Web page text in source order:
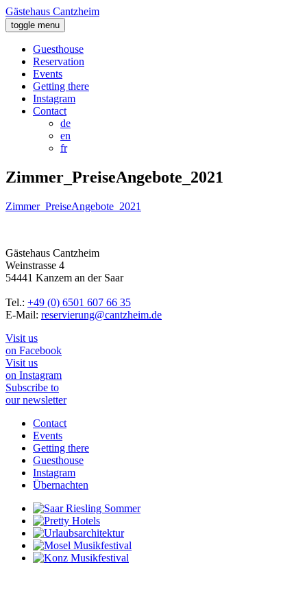
Gästehaus Cantzheim
toggle menu
Guesthouse
Reservation
Events
Getting there
Instagram
Contact
de
en
fr
Zimmer_PreiseAngebote_2021
Zimmer_PreiseAngebote_2021
Gästehaus Cantzheim
Weinstrasse 4
54441 Kanzem an der Saar
Tel.: +49 (0) 6501 607 66 35
E-Mail: reservierung@cantzheim.de
Visit us
on Facebook
Visit us
on Instagram
Subscribe to
our newsletter
Contact
Events
Getting there
Guesthouse
Instagram
Übernachten